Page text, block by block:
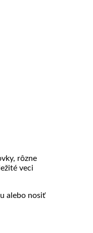
rôzne
veci
alebo nosiť